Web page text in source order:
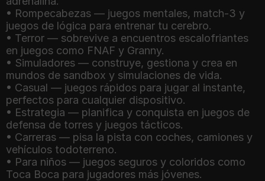
• Rompecabezas — juegos mentales, match-3 y
juegos de lógica para entrenar tu cerebro.
• Terror — sobrevive a encuentros escalofriantes
en juegos como FNAF y Granny.
• Simuladores — construye, gestiona y crea en
mundos de sandbox y simulaciones de vida.
• Casual — juegos rápidos para jugar al instante,
perfectos para cualquier dispositivo.
• Estrategia — planifica y conquista en juegos de
defensa de torres y juegos tácticos.
• Carreras — pisa la pista con coches, camiones y
vehículos todoterreno.
• Para niños — juegos seguros y coloridos como
Toca Boca para jugadores más jóvenes.